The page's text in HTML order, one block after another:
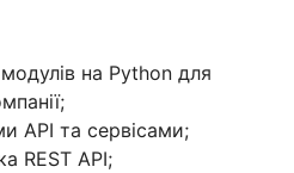
на Python для
API та сервісами;
REST API;